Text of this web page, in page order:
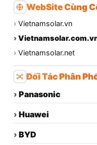
WebSite Cùng
› Vietnamsolar.vn
›
› Vietnamsolar.net
Đối Tác Phân
› Panasonic
› Huawei
› BYD